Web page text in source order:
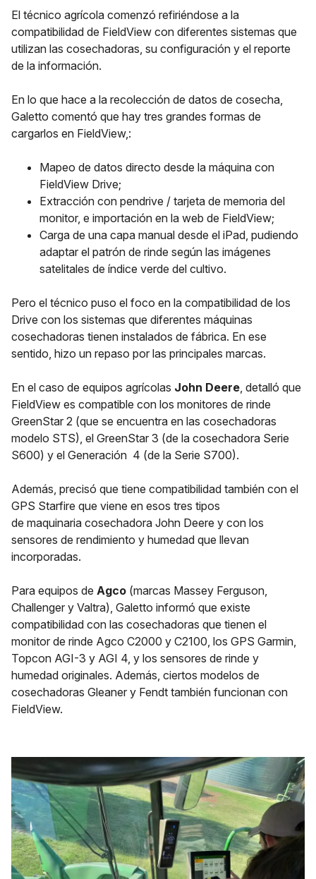
El técnico agrícola comenzó refiriéndose a la
compatibilidad de FieldView con diferentes sistemas que
utilizan las cosechadoras, su configuración y el reporte
de la información.
En lo que hace a la recolección de datos de cosecha,
Galetto comentó que hay tres grandes formas de
cargarlos en FieldView,:
Mapeo de datos directo desde la máquina con
FieldView Drive;
Extracción con pendrive / tarjeta de memoria del
monitor, e importación en la web de FieldView;
Carga de una capa manual desde el iPad, pudiendo
adaptar el patrón de rinde según las imágenes
satelitales de índice verde del cultivo.
Pero el técnico puso el foco en la compatibilidad de los
Drive con los sistemas que diferentes máquinas
cosechadoras tienen instalados de fábrica. En ese
sentido, hizo un repaso por las principales marcas.
En el caso de equipos agrícolas John Deere, detalló que
FieldView es compatible con los monitores de rinde
GreenStar 2 (que se encuentra en las cosechadoras
modelo STS), el GreenStar 3 (de la cosechadora Serie
S600) y el Generación 4 (de la Serie S700).
Además, precisó que tiene compatibilidad también con el
GPS Starfire que viene en esos tres tipos
de maquinaria cosechadora John Deere y con los
sensores de rendimiento y humedad que llevan
incorporadas.
Para equipos de Agco (marcas Massey Ferguson,
Challenger y Valtra), Galetto informó que existe
compatibilidad con las cosechadoras que tienen el
monitor de rinde Agco C2000 y C2100, los GPS Garmin,
Topcon AGI-3 y AGI 4, y los sensores de rinde y
humedad originales. Además, ciertos modelos de
cosechadoras Gleaner y Fendt también funcionan con
FieldView.